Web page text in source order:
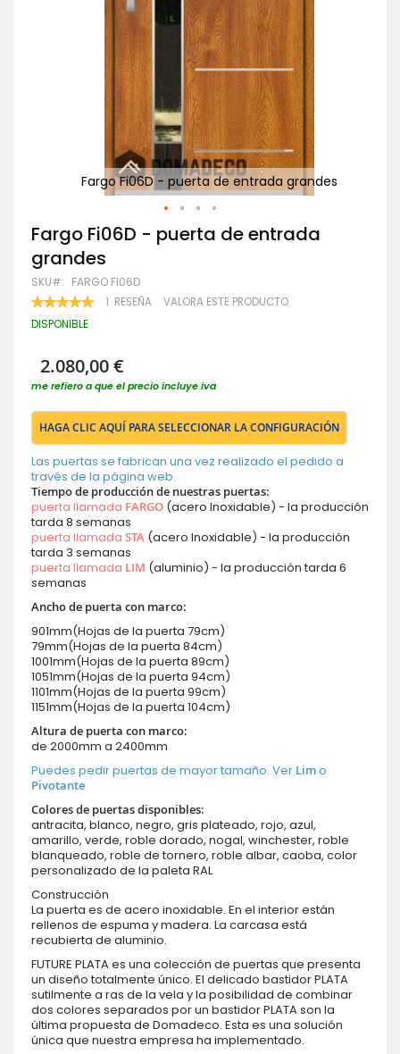
Fargo Fi06D - puerta de entrada grandes
Saltar
al
comienzo
de
la
galería
de
Fargo Fi06D - puerta de entrada
grandes
SKU FARGO FI06D
VALORACIÓN:
100 100
1 RESEÑA VALORA ESTE PRODUCTO
DISPONIBLE
2.080,00 €
me refiero a que el precio incluye iva
HAGA CLIC AQUÍ PARA SELECCIONAR LA CONFIGURACIÓN
Las puertas se fabrican una vez realizado el pedido a
través de la página web.
Tiempo de producción de nuestras puertas:
puerta llamada FARGO (acero Inoxidable) - la producción
tarda 8 semanas
puerta llamada STA (acero Inoxidable) - la producción
tarda 3 semanas
puerta llamada LIM (aluminio) - la producción tarda 6
semanas
Ancho de puerta con marco:
901mm(Hojas de la puerta 79cm)
79mm(Hojas de la puerta 84cm)
1001mm(Hojas de la puerta 89cm)
1051mm(Hojas de la puerta 94cm)
1101mm(Hojas de la puerta 99cm)
1151mm(Hojas de la puerta 104cm)
Altura de puerta con marco:
de 2000mm a 2400mm
Puedes pedir puertas de mayor tamaño. Ver Limo
Pivotante
Colores de puertas disponibles:
antracita, blanco, negro, gris plateado, rojo, azul,
amarillo, verde, roble dorado, nogal, winchester, roble
blanqueado, roble de tornero, roble albar, caoba, color
personalizado de la paleta RAL
Construcción
La puerta es de acero inoxidable. En el interior están
rellenos de espuma y madera. La carcasa está
recubierta de aluminio.
FUTURE PLATA es una colección de puertas que presenta
un diseño totalmente único. El delicado bastidor PLATA
sutilmente a ras de la vela y la posibilidad de combinar
dos colores separados por un bastidor PLATA son la
última propuesta de Domadeco. Esta es una solución
única que nuestra empresa ha implementado.